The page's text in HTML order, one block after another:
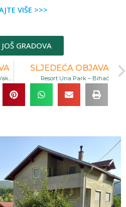
VIŠE >>>
JOŠ GRADOVA
SLJEDEĆA OBJAVA
Resort Una Park – Bihać